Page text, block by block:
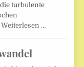
turbulente
Weiterlesen …